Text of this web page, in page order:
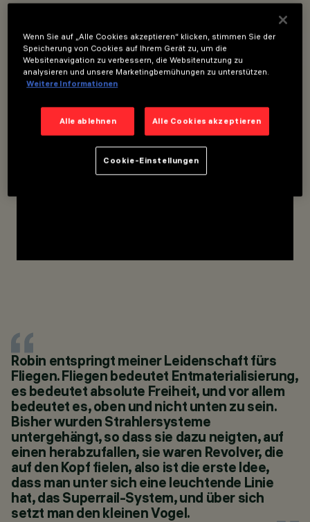
KATEGORIEN
LEUCHTEN FÜR
DESIGN
160
FÜR LOW VOLTAGE-SCHIENE / SUPERRAIL FÜR FILORAIL-SCHIENE
Robin entspringt meiner Leidenschaft fürs
Fliegen. Fliegen bedeutet Entmaterialisierung,
es bedeutet absolute Freiheit, und vor allem
bedeutet es, oben und nicht unten zu sein.
Bisher wurden Strahlersysteme
untergehängt, so dass sie dazu neigten, auf
einen herabzufallen, sie waren Revolver, die
auf den Kopf fielen, also ist die erste Idee,
dass man unter sich eine leuchtende Linie
hat, das Superrail-System, und über sich
setzt man den kleinen Vogel.
Wenn Sie auf „Alle Cookies akzeptieren“ klicken, stimmen Sie der
Speicherung von Cookies auf Ihrem Gerät zu, um die
Websitenavigation zu verbessern, die Websitenutzung zu
analysieren und unsere Marketingbemühungen zu unterstützen.
Weitere Informationen
Alle ablehnen Alle Cookies akzeptieren
Cookie-Einstellungen